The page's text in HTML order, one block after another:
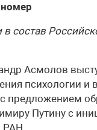
номер
состав
Асмолов
психологии и
предложением
Путину с
РАН.